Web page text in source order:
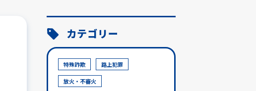
カテゴリー
特殊詐欺 路上犯罪
放火・不審火